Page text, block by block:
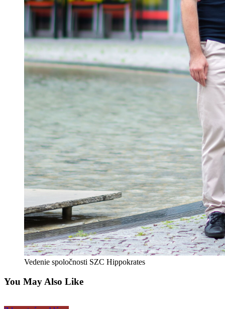
Vedenie spoločnosti SZC Hippokrates
You May Also Like